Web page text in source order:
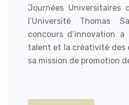
Journées Universitaires
l’Université Thomas
concours d’innovation
talent et la créativité des
sa mission de promotion